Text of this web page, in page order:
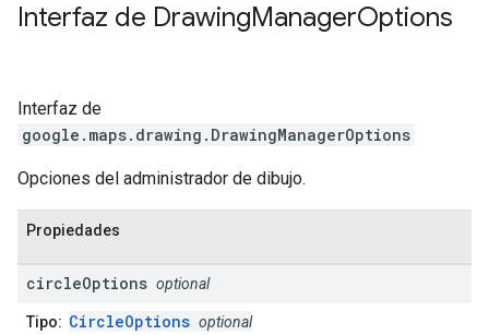
Interfaz de DrawingManagerOptions
Interfaz de
google.maps.drawing . DrawingManagerOptions
Opciones del administrador de dibujo.
Propiedades
circleOptions optional
Tipo: CircleOptions optional